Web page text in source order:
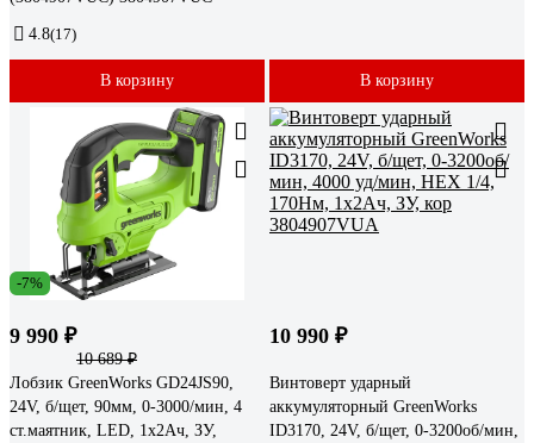
4.8(17)
В корзину В корзину
-7%
9 990 ₽
10 689 ₽
Лобзик GreenWorks GD24JS90,
24V, б/щет, 90мм, 0-3000/мин, 4
ст.маятник, LED, 1x2Ач, ЗУ,
10 990 ₽
Винтоверт ударный
аккумуляторный GreenWorks
ID3170, 24V, б/щет, 0-3200об/мин,